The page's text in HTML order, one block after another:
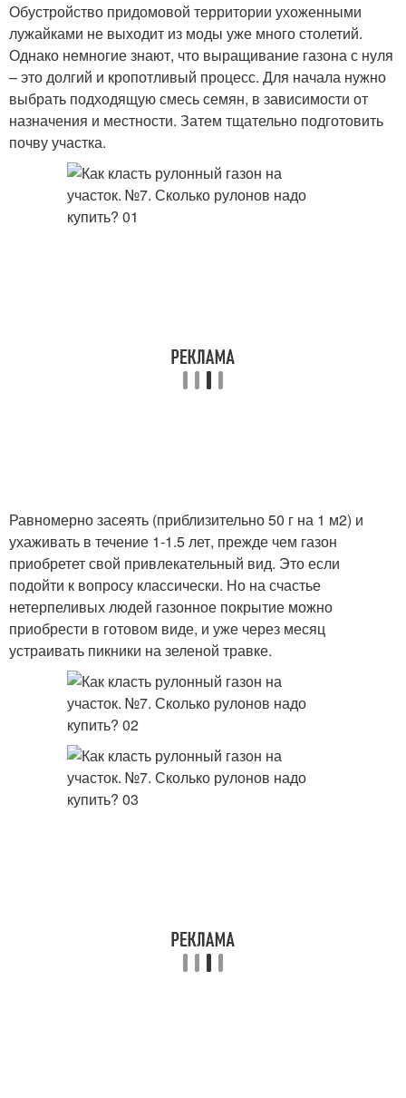
Обустройство придомовой территории ухоженными
лужайками не выходит из моды уже много столетий.
Однако немногие знают, что выращивание газона с нуля
– это долгий и кропотливый процесс. Для начала нужно
выбрать подходящую смесь семян, в зависимости от
назначения и местности. Затем тщательно подготовить
почву участка.
Равномерно засеять (приблизительно 50 г на 1 м2) и
ухаживать в течение 1-1.5 лет, прежде чем газон
приобретет свой привлекательный вид. Это если
подойти к вопросу классически. Но на счастье
нетерпеливых людей газонное покрытие можно
приобрести в готовом виде, и уже через месяц
устраивать пикники на зеленой травке.